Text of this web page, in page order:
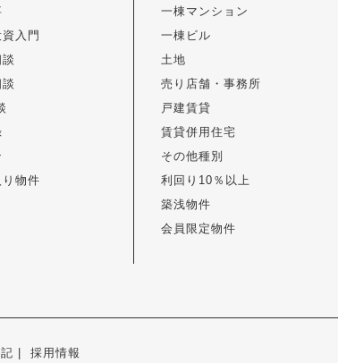
入門
物件
一棟マンション
一棟ビル
土地
売り店舗・事務所
戸建賃貸
賃貸併用住宅
その他種別
利回り10％以上
築浅物件
会員限定物件
採用情報